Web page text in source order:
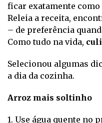
ficar exatamente como
Releia a receita,
– de preferência
Como tudo na vida,
Selecionou algumas
a dia da cozinha.
Arroz mais soltinho
1. Use água quente no